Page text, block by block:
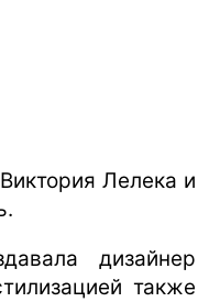
Лелека и
дизайнер
также